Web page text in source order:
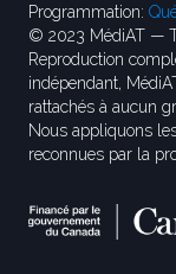
Programmation:
© 2023 MédiAT —
Reproduction
indépendant,
rattachés à aucun
Nous appliquons
reconnues par la